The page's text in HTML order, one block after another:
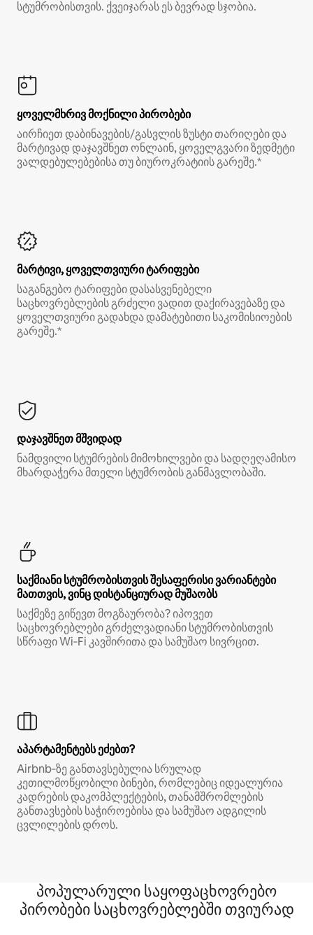
სტუმრობისთვის. ქვეიჯარას ეს ბევრად სჯობია.
ყოველმხრივ მოქნილი პირობები
აირჩიეთ დაბინავების/გასვლის ზუსტი თარიღები და
მარტივად დაჯავშნეთ ონლაინ, ყოველგვარი ზედმეტი
ვალდებულებებისა თუ ბიუროკრატიის გარეშე.*
მარტივი, ყოველთვიური ტარიფები
საგანგებო ტარიფები დასასვენებელი
საცხოვრებლების გრძელი ვადით დაქირავებაზე და
ყოველთვიური გადახდა დამატებითი საკომისიოების
გარეშე.*
დაჯავშნეთ მშვიდად
ნამდვილი სტუმრების მიმოხილვები და სადღეღამისო
მხარდაჭერა მთელი სტუმრობის განმავლობაში.
საქმიანი სტუმრობისთვის შესაფერისი ვარიანტები
მათთვის, ვინც დისტანციურად მუშაობს
საქმეზე გიწევთ მოგზაურობა? იპოვეთ
საცხოვრებლები გრძელვადიანი სტუმრობისთვის
სწრაფი Wi‑Fi კავშირითა და სამუშაო სივრცით.
აპარტამენტებს ეძებთ?
Airbnb‑ზე განთავსებულია სრულად
კეთილმოწყობილი ბინები, რომლებიც იდეალურია
კადრების დაკომპლექტების, თანამშრომლების
განთავსების საჭიროებისა და სამუშაო ადგილის
ცვლილების დროს.
პოპულარული საყოფაცხოვრებო
პირობები საცხოვრებლებში თვიურად